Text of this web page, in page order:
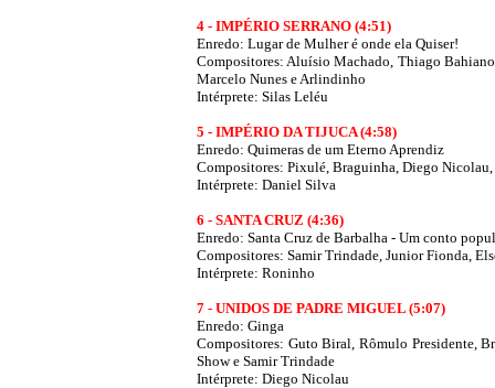
4 - IMPÉRIO SERRANO (4:51)
Enredo: Lugar de Mulher é onde ela Quiser!
Compositores: Aluísio Machado, Thiago
Marcelo Nunes e Arlindinho
Intérprete: Silas Leléu
5 - IMPÉRIO DA TIJUCA (4:58)
Enredo: Quimeras de um Eterno Aprendiz
Compositores: Pixulé, Braguinha, Diego Nicolau,
Intérprete: Daniel Silva
6 - SANTA CRUZ (4:36)
Enredo: Santa Cruz de Barbalha - Um conto
Compositores: Samir Trindade, Junior Fionda,
Intérprete: Roninho
7 - UNIDOS DE PADRE MIGUEL (5:07)
Enredo: Ginga
Compositores: Guto Biral, Rômulo Presidente,
Show e Samir Trindade
Intérprete: Diego Nicolau